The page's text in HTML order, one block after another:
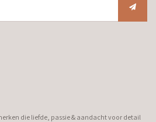
die liefde, passie & aandacht voor detail